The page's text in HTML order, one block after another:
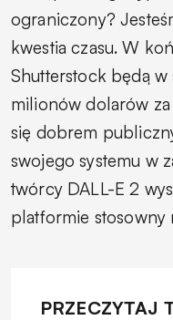
ograniczony?
kwestia czasu. W
Shutterstock będą w
milionów dolarów za
się dobrem
swojego systemu w
twórcy DALL-E 2
platformie stosowny
PRZECZYTAJ